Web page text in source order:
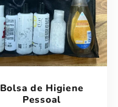
Bolsa de Higiene
Pessoal